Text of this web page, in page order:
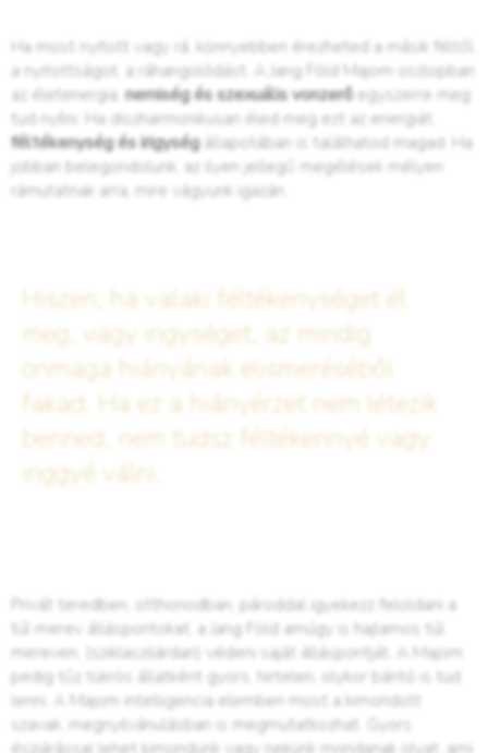
Ha most nyitott vagy rá, könnyebben érezheted a másik féltől
a nyitottságot, a ráhangolódást. A Jang Föld Majom oszlopban
az életenergia,nemiség és szexuális vonzerő egyszerre meg
tud nyílni. Ha diszharmonikusan éled meg ezt az energiát,
féltékenység és irigységállapotában is találhatod magad. Ha
jobban belegondolunk, az ilyen jellegű megélések mélyen
rámutatnak arra, mire vágyunk igazán.
Hiszen, ha valaki féltékenységet él
meg, vagy irigységet, az mindig
önmaga hiányának elismeréséből
fakad. Ha ez a hiányérzet nem létezik
benned, nem tudsz féltékennyé vagy
iriggyé válni.
Privát teredben, otthonodban, pároddal igyekezz feloldani a
túl merev álláspontokat, a Jang Föld amúgy is hajlamos túl
mereven, (sziklaszilárdan) védeni saját álláspontját. A Majom
pedig tűz tükrös állatként gyors, hirtelen, olykor bántó is tud
lenni. A Majom intelligencia elemben most a kimondott
szavak, megnyilvánulásban is megmutatkozhat. Gyors